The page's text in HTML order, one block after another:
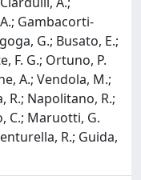
Gambacorti-
G.; Busato, E.;
F. G.; Ortuno, P.
A.; Vendola, M.;
R.; Napolitano, R.;
C.; Maruotti, G.
R.; Guida,